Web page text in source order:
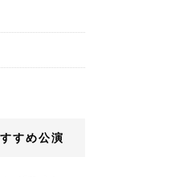
すめ公演